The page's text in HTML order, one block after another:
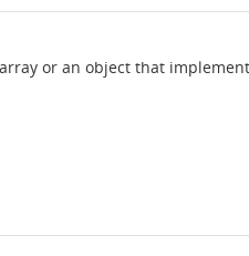
or an object that